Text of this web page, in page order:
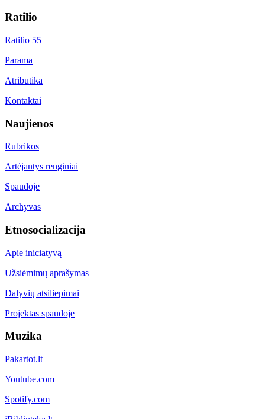
Ratilio
Ratilio 55
Parama
Atributika
Kontaktai
Naujienos
Rubrikos
Artėjantys renginiai
Spaudoje
Archyvas
Etnosocializacija
Apie iniciatyvą
Užsiėmimų aprašymas
Dalyvių atsiliepimai
Projektas spaudoje
Muzika
Pakartot.lt
Youtube.com
Spotify.com